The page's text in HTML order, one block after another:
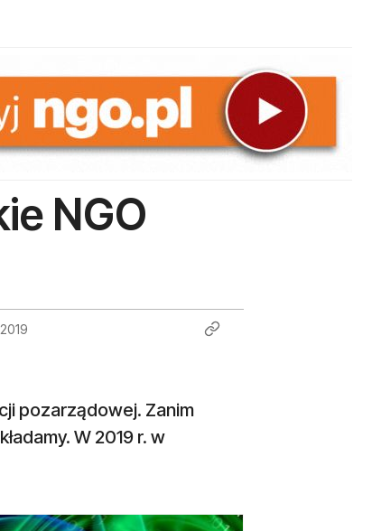
NGO
pozarządowej. Zanim
W 2019 r. w